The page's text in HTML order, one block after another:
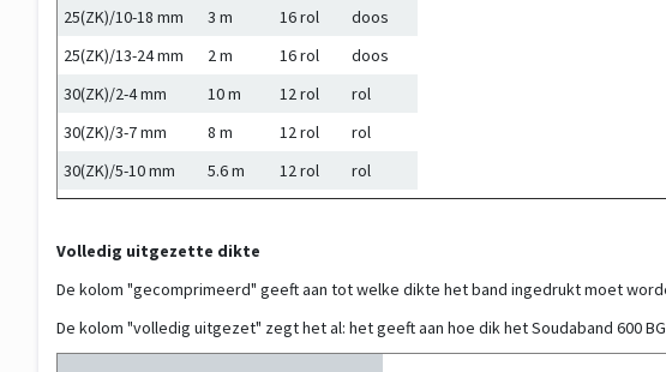
25(ZK)/10-18 mm
3 m 16 rol
doos
25(ZK)/13-24 mm
2 m 16 rol
doos
30(ZK)/2-4 mm
10 m 12 rol
rol
30(ZK)/3-7 mm
8 m 12 rol
rol
30(ZK)/5-10 mm
5.6 m 12 rol
rol
30(ZK)/8-15 mm
3.3 m
30(ZK)/10-18 mm
3 m 12 rol
doos
30(ZK)/17-32 mm
2 m 12 rol
doos
Volledig uitgezette dikte
De kolom "gecomprimeerd" geeft aan tot welke dikte het band ingedrukt moet
De kolom "volledig uitgezet" zegt het al: het geeft aan hoe dik het Soudaband 600